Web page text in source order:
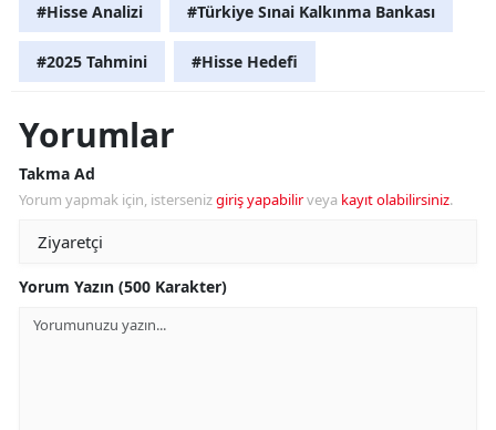
#Hisse Analizi #Türkiye Sınai Kalkınma Bankası
#2025 Tahmini #Hisse Hedefi
Yorumlar
Takma Ad
Yorum yapmak için, istersenizgiriş yapabilirveya kayıt olabilirsiniz.
Yorum Yazın (500 Karakter)